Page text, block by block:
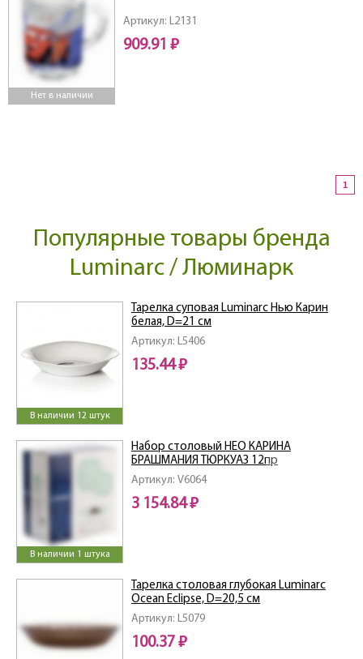
Нет в наличии
Артикул: L2131
909.91 ₽
1
Популярные товары бренда
Luminarc / Люминарк
В наличии 12 штук
Артикул: L5406
Тарелка суповая Luminarc Нью Карин
белая, D=21 см
135.44 ₽
В наличии 1 штука
Артикул: V6064
Набор столовый НЕО КАРИНА
БРАШМАНИЯ ТЮРКУАЗ 12пр
3 154.84 ₽
Артикул: L5079
Тарелка столовая глубокая Luminarc
Ocean Eclipse, D=20,5 см
100.37 ₽